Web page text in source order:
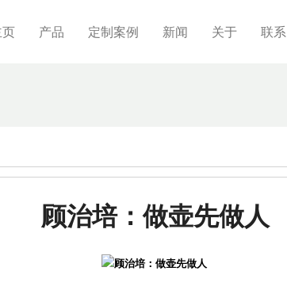
页 产品 定制案例 新闻 关于 联系
顾治培：做壶先做人